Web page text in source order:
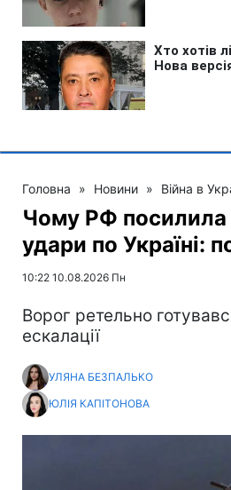
Головна » Новини » Війна в
Чому РФ посилила
удари по Україні:
10:22 10.08.2026 Пн
Ворог ретельно
ескалації
УЛЯНА БЕЗПАЛЬКО
ЮЛІЯ КАПІТОНОВА